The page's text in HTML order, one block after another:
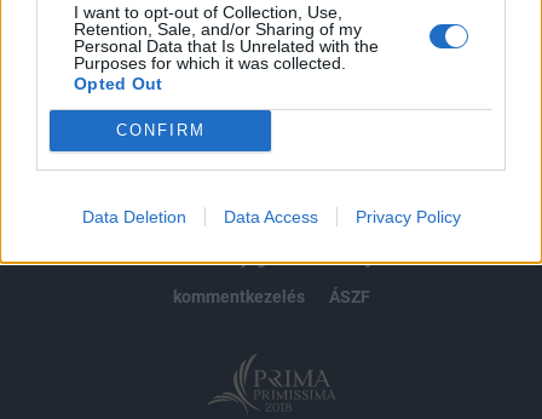
I want to opt-out of Collection, Use,
Retention, Sale, and/or Sharing of my
Personal Data that Is Unrelated with the
Purposes for which it was collected.
Opted Out
CONFIRM
Data Deletion Data Access Privacy Policy
impresszum
jogi nyilatkozat
süti beállítások
adatvédelem
szerzői jogok médiaajánlat
karrier
kommentkezelés
ÁSZF